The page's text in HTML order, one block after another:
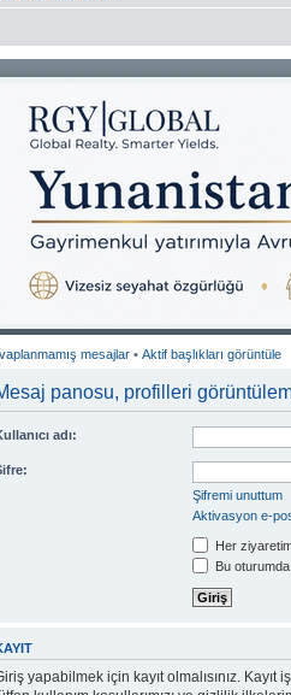
mesajlar • Aktif başlıkları görüntüle
panosu, profilleri
adı:
Şifremi unuttum
Aktivasyon e-
Her
Bu
yapabilmek için kayıt olmalısınız.